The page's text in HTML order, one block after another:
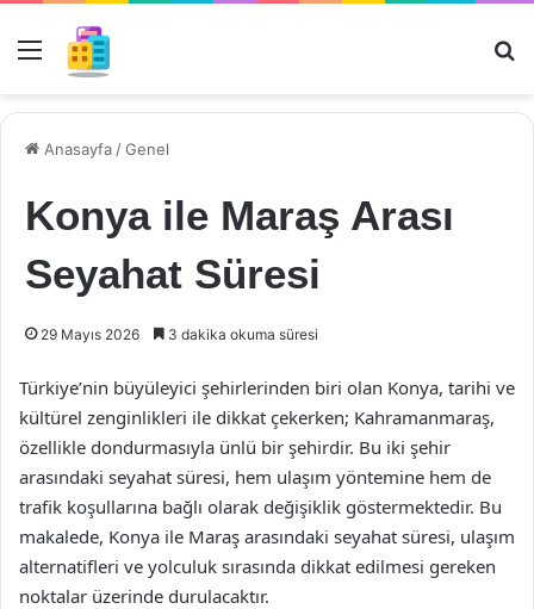
Menü
Anasayfa /Genel
Konya ile Maraş Arası
Seyahat Süresi
29 Mayıs 2026 3 dakika okuma süresi
Türkiye’nin büyüleyici şehirlerinden biri olan Konya, tarihi ve
kültürel zenginlikleri ile dikkat çekerken; Kahramanmaraş,
özellikle dondurmasıyla ünlü bir şehirdir. Bu iki şehir
arasındaki seyahat süresi, hem ulaşım yöntemine hem de
trafik koşullarına bağlı olarak değişiklik göstermektedir. Bu
makalede, Konya ile Maraş arasındaki seyahat süresi, ulaşım
alternatifleri ve yolculuk sırasında dikkat edilmesi gereken
noktalar üzerinde durulacaktır.